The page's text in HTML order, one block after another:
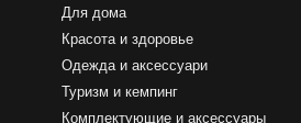
Для дома
Красота и здоровье
Одежда и аксессуари
Туризм и кемпинг
Комплектующие и аксессуары